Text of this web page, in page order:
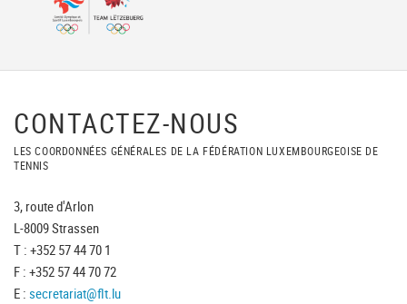
CONTACTEZ-NOUS
LES COORDONNÉES GÉNÉRALES DE LA FÉDÉRATION LUXEMBOURGEOISE DE
TENNIS
3, route d'Arlon
L-8009 Strassen
T : +352 57 44 70 1
F : +352 57 44 70 72
E : secretariat@flt.lu